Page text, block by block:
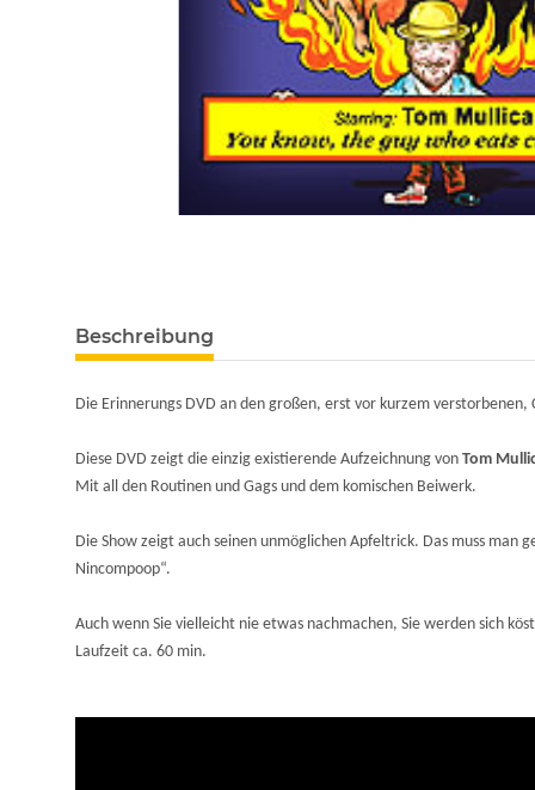
Beschreibung
Die Erinnerungs DVD an den großen, erst vor kurzem verstorbenen,
Diese DVD zeigt die einzig existierende Aufzeichnung von Tom
Mit all den Routinen und Gags und dem komischen Beiwerk.
Die Show zeigt auch seinen unmöglichen Apfeltrick. Das muss
Nincompoop“.
Auch wenn Sie vielleicht nie etwas nachmachen, Sie werden sich
Laufzeit ca. 60 min.